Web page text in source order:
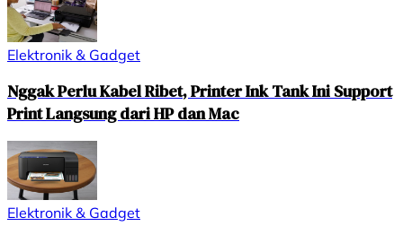
Elektronik & Gadget
Nggak Perlu Kabel Ribet, Printer Ink Tank Ini Support
Print Langsung dari HP dan Mac
Elektronik & Gadget